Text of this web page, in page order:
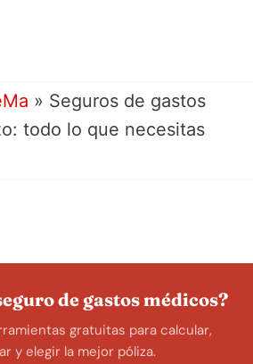
» Seguros de gastos
todo lo que necesitas
de gastos médicos?
gratuitas para calcular,
y elegir la mejor póliza.